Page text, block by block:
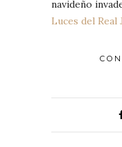
navideño
Luces del Real